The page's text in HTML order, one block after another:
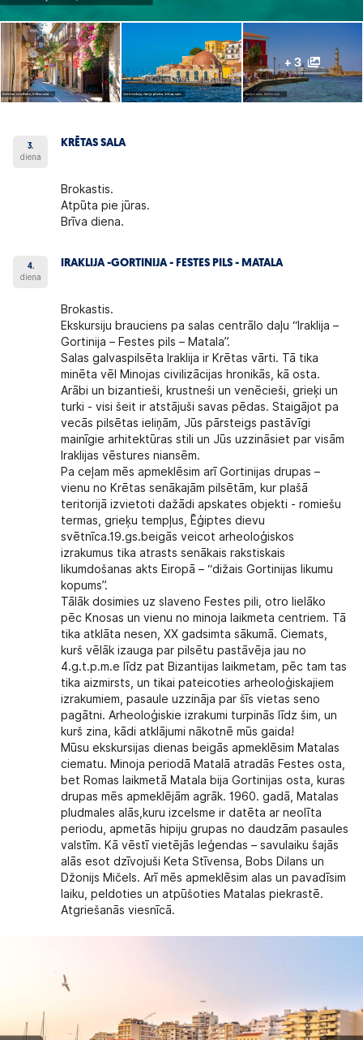
+ 3
3.
diena
KRĒTAS SALA
Brokastis.
Atpūta pie jūras.
Brīva diena.
4.
diena
IRAKLIJA -GORTINIJA - FESTES PILS - MATALA
Brokastis.
Ekskursiju brauciens pa salas centrālo daļu “Iraklija –
Gortinija – Festes pils – Matala”.
Salas galvaspilsēta Iraklija ir Krētas vārti. Tā tika
minēta vēl Minojas civilizācijas hronikās, kā osta.
Arābi un bizantieši, krustneši un venēcieši, grieķi un
turki - visi šeit ir atstājuši savas pēdas. Staigājot pa
vecās pilsētas ieliņām, Jūs pārsteigs pastāvīgi
mainīgie arhitektūras stili un Jūs uzzināsiet par visām
Iraklijas vēstures niansēm.
Pa ceļam mēs apmeklēsim arī Gortinijas drupas –
vienu no Krētas senākajām pilsētām, kur plašā
teritorijā izvietoti dažādi apskates objekti - romiešu
termas, grieķu tempļus, Ēģiptes dievu
svētnīca.19.gs.beigās veicot arheoloģiskos
izrakumus tika atrasts senākais rakstiskais
likumdošanas akts Eiropā – “dižais Gortinijas likumu
kopums”.
Tālāk dosimies uz slaveno Festes pili, otro lielāko
pēc Knosas un vienu no minoja laikmeta centriem. Tā
tika atklāta nesen, XX gadsimta sākumā. Ciemats,
kurš vēlāk izauga par pilsētu pastāvēja jau no
4.g.t.p.m.e līdz pat Bizantijas laikmetam, pēc tam tas
tika aizmirsts, un tikai pateicoties arheoloģiskajiem
izrakumiem, pasaule uzzināja par šīs vietas seno
pagātni. Arheoloģiskie izrakumi turpinās līdz šim, un
kurš zina, kādi atklājumi nākotnē mūs gaida!
Mūsu ekskursijas dienas beigās apmeklēsim Matalas
ciematu. Minoja periodā Matalā atradās Festes osta,
bet Romas laikmetā Matala bija Gortinijas osta, kuras
drupas mēs apmeklējām agrāk. 1960. gadā, Matalas
pludmales alās,kuru izcelsme ir datēta ar neolīta
periodu, apmetās hipiju grupas no daudzām pasaules
valstīm. Kā vēstī vietējās leģendas – savulaiku šajās
alās esot dzīvojuši Keta Stīvensa, Bobs Dilans un
Džonijs Mičels. Arī mēs apmeklēsim alas un pavadīsim
laiku, peldoties un atpūšoties Matalas piekrastē.
Atgriešanās viesnīcā.